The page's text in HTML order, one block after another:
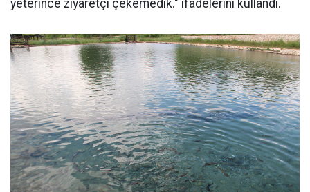
yeterince ziyaretçi çekemedik." ifadelerini kullandı.